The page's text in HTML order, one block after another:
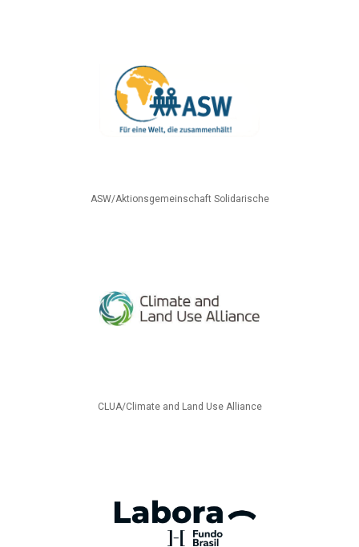
ASW/Aktionsgemeinschaft Solidarische
CLUA/Climate and Land Use Alliance